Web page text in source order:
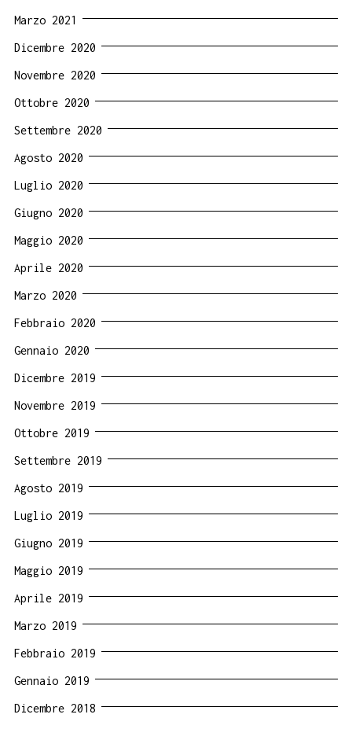
Marzo 2021
Dicembre 2020
Novembre 2020
Ottobre 2020
Settembre 2020
Agosto 2020
Luglio 2020
Giugno 2020
Maggio 2020
Aprile 2020
Marzo 2020
Febbraio 2020
Gennaio 2020
Dicembre 2019
Novembre 2019
Ottobre 2019
Settembre 2019
Agosto 2019
Luglio 2019
Giugno 2019
Maggio 2019
Aprile 2019
Marzo 2019
Febbraio 2019
Gennaio 2019
Dicembre 2018